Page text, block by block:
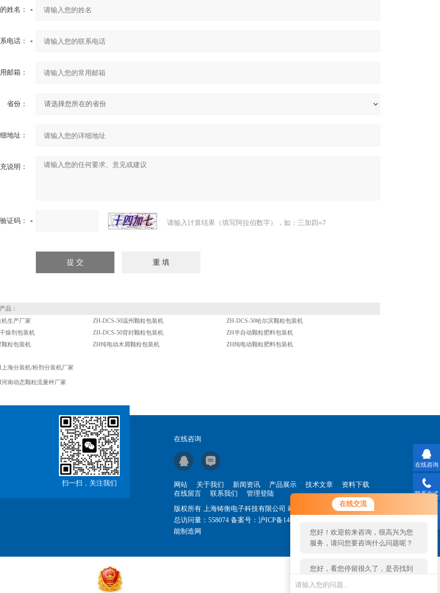
在线交流
您好！欢迎前来咨询，很高兴为您
服务，请问您要咨询什么问题呢？
您好，看您停留很久了，是否找到
了需求产品，您可以直接在线与我
姓名：
电话：
邮箱：
省份：
地址：
说明：
验证码： 请输入计算结果（填写阿拉伯数字），如：三加四=7
品：
生产厂家
ZH-DCS-50温州颗粒包装机
ZH-DCS-50哈尔滨颗粒包装机
燥剂包装机
ZH-DCS-50背封颗粒包装机
ZH半自动颗粒肥料包装机
颗粒包装机
ZH纯电动木屑颗粒包装机 ZH纯电动颗粒肥料包装机
上海分装机/粉剂分装机厂家
河南动态颗粒流量秤厂家
扫一扫，关注我们
在线咨询
网站 关于我们 新闻资讯 产品展示 技术文章
资料下载
在线留言
联系我们 管理登陆
版权所有 上海铸衡电子科技有限公司 站点地图
总访问量： 558074 备案号： 沪ICP备14030360号-33
能制造网
在线咨询
联系方式